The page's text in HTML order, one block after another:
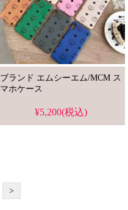
ブランド エムシーエム/MCM ス
マホケース
¥5,200(税込)
>